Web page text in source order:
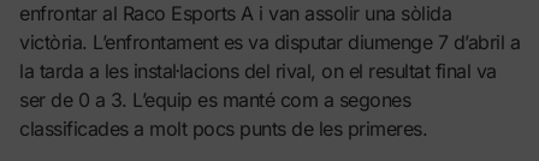
enfrontar al Raco Esports A i van assolir una sòlida
victòria. L’enfrontament es va disputar diumenge 7 d’abril a
la tarda a les instal·lacions del rival, on el resultat final va
ser de 0 a 3. L’equip es manté com a segones
classificades a molt pocs punts de les primeres.